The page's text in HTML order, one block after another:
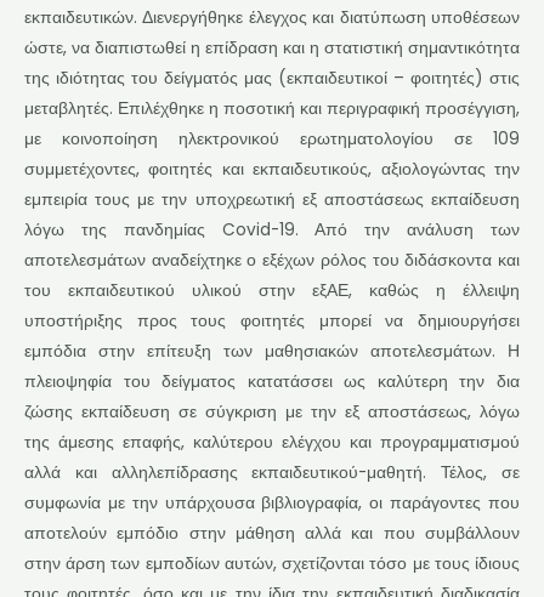
εκπαιδευτικών. Διενεργήθηκε έλεγχος και διατύπωση υποθέσεων
ώστε, να διαπιστωθεί η επίδραση και η στατιστική σημαντικότητα
της ιδιότητας του δείγματός μας (εκπαιδευτικοί – φοιτητές) στις
μεταβλητές. Επιλέχθηκε η ποσοτική και περιγραφική προσέγγιση,
με κοινοποίηση ηλεκτρονικού ερωτηματολογίου σε 109
συμμετέχοντες, φοιτητές και εκπαιδευτικούς, αξιολογώντας την
εμπειρία τους με την υποχρεωτική εξ αποστάσεως εκπαίδευση
λόγω της πανδημίας Covid-19. Από την ανάλυση των
αποτελεσμάτων αναδείχτηκε ο εξέχων ρόλος του διδάσκοντα και
του εκπαιδευτικού υλικού στην εξΑΕ, καθώς η έλλειψη
υποστήριξης προς τους φοιτητές μπορεί να δημιουργήσει
εμπόδια στην επίτευξη των μαθησιακών αποτελεσμάτων. Η
πλειοψηφία του δείγματος κατατάσσει ως καλύτερη την δια
ζώσης εκπαίδευση σε σύγκριση με την εξ αποστάσεως, λόγω
της άμεσης επαφής, καλύτερου ελέγχου και προγραμματισμού
αλλά και αλληλεπίδρασης εκπαιδευτικού-μαθητή. Τέλος, σε
συμφωνία με την υπάρχουσα βιβλιογραφία, οι παράγοντες που
αποτελούν εμπόδιο στην μάθηση αλλά και που συμβάλλουν
στην άρση των εμποδίων αυτών, σχετίζονται τόσο με τους ίδιους